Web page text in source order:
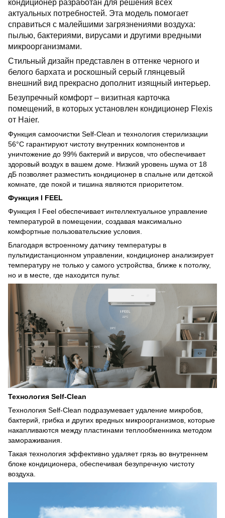
кондиционер разработан для решения всех
актуальных потребностей. Эта модель помогает
справиться с малейшими загрязнениями воздуха:
пылью, бактериями, вирусами и другими вредными
микроорганизмами.
Стильный дизайн представлен в оттенке черного и
белого бархата и роскошный серый глянцевый
внешний вид прекрасно дополнит изящный интерьер.
Безупречный комфорт – визитная карточка
помещений, в которых установлен кондиционер Flexis
от Haier.
Функция самоочистки Self-Clean и технология стерилизации
56°C гарантируют чистоту внутренних компонентов и
уничтожение до 99% бактерий и вирусов, что обеспечивает
здоровый воздух в вашем доме. Низкий уровень шума от 18
дБ позволяет разместить кондиционер в спальне или детской
комнате, где покой и тишина являются приоритетом.
Функция I FEEL
Функция I Feel обеспечивает интеллектуальное управление
температурой в помещении, создавая максимально
комфортные пользовательские условия.
Благодаря встроенному датчику температуры в
пультидистанционном управлении, кондиционер анализирует
температуру не только у самого устройства, ближе к потолку,
но и в месте, где находится пульт.
Технология Self-Clean
Технология Self-Clean подразумевает удаление микробов,
бактерий, грибка и других вредных микроорганизмов, которые
накапливаются между пластинами теплообменника методом
замораживания.
Такая технология эффективно удаляет грязь во внутреннем
блоке кондиционера, обеспечивая безупречную чистоту
воздуха.